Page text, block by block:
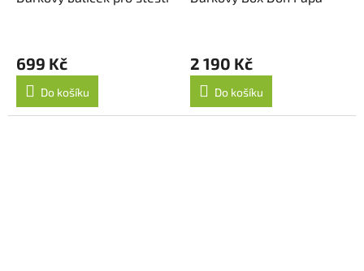
699 Kč
Do košíku
2 190 Kč
Do košíku